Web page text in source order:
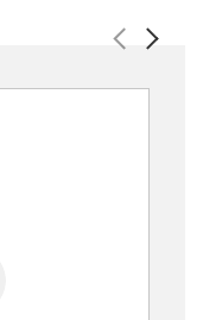
Previous
Next